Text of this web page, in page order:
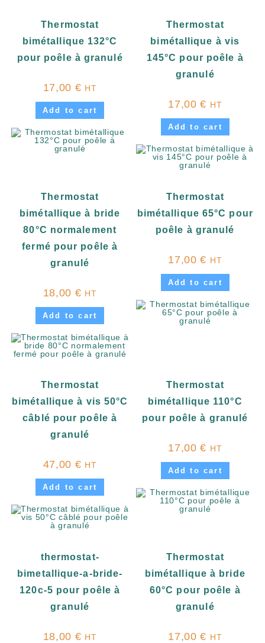
Thermostat
bimétallique 132°C
pour poêle à granulé
17,00 € HT
Add to cart
Thermostat
bimétallique à vis
145°C pour poêle à
granulé
17,00€ HT
Add to cart
Thermostat
bimétallique à bride
80°C normalement
fermé pour poêle à
granulé
18,00 € HT
Add to cart
Thermostat
bimétallique 65°C pour
poêle à granulé
17,00€ HT
Add to cart
Thermostat
bimétallique à vis 50°C
câblé pour poêle à
granulé
47,00 € HT
Add to cart
Thermostat
bimétallique 110°C
pour poêle à granulé
17,00€ HT
Add to cart
thermostat-
bimetallique-a-bride-
120c-5 pour poêle à
granulé
18,00 € HT
Thermostat
bimétallique à bride
60°C pour poêle à
granulé
17,00€ HT